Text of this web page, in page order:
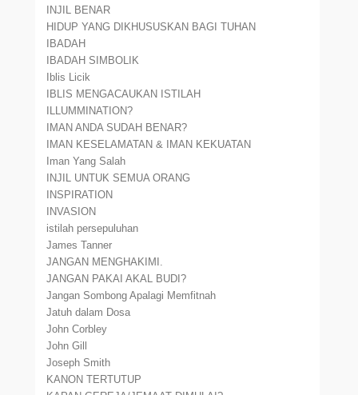
INJIL BENAR
HIDUP YANG DIKHUSUSKAN BAGI TUHAN
IBADAH
IBADAH SIMBOLIK
Iblis Licik
IBLIS MENGACAUKAN ISTILAH
ILLUMMINATION?
IMAN ANDA SUDAH BENAR?
IMAN KESELAMATAN & IMAN KEKUATAN
Iman Yang Salah
INJIL UNTUK SEMUA ORANG
INSPIRATION
INVASION
istilah persepuluhan
James Tanner
JANGAN MENGHAKIMI.
JANGAN PAKAI AKAL BUDI?
Jangan Sombong Apalagi Memfitnah
Jatuh dalam Dosa
John Corbley
John Gill
Joseph Smith
KANON TERTUTUP